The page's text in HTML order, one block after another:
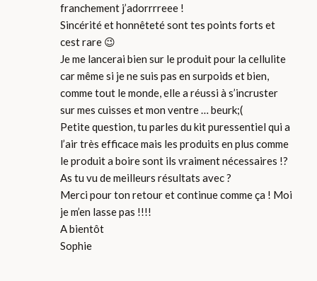
franchement j’adorrrreee !
Sincérité et honnêteté sont tes points forts et
cest rare 😉
Je me lancerai bien sur le produit pour la cellulite
car même si je ne suis pas en surpoids et bien,
comme tout le monde, elle a réussi à s’incruster
sur mes cuisses et mon ventre … beurk;(
Petite question, tu parles du kit puressentiel qui a
l’air très efficace mais les produits en plus comme
le produit a boire sont ils vraiment nécessaires !?
As tu vu de meilleurs résultats avec ?
Merci pour ton retour et continue comme ça ! Moi
je m’en lasse pas !!!!
A bientôt
Sophie